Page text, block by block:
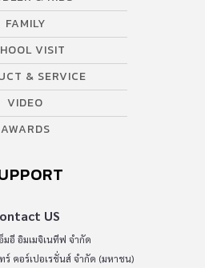
FAMILY
VISIT
& SERVICE
VIDEO
AWARDS
US
มอี อิมเมจิเนทีฟ จำกัด
ร์ คอร์เปอเรชั่นส์ จำกัด (มหาชน)